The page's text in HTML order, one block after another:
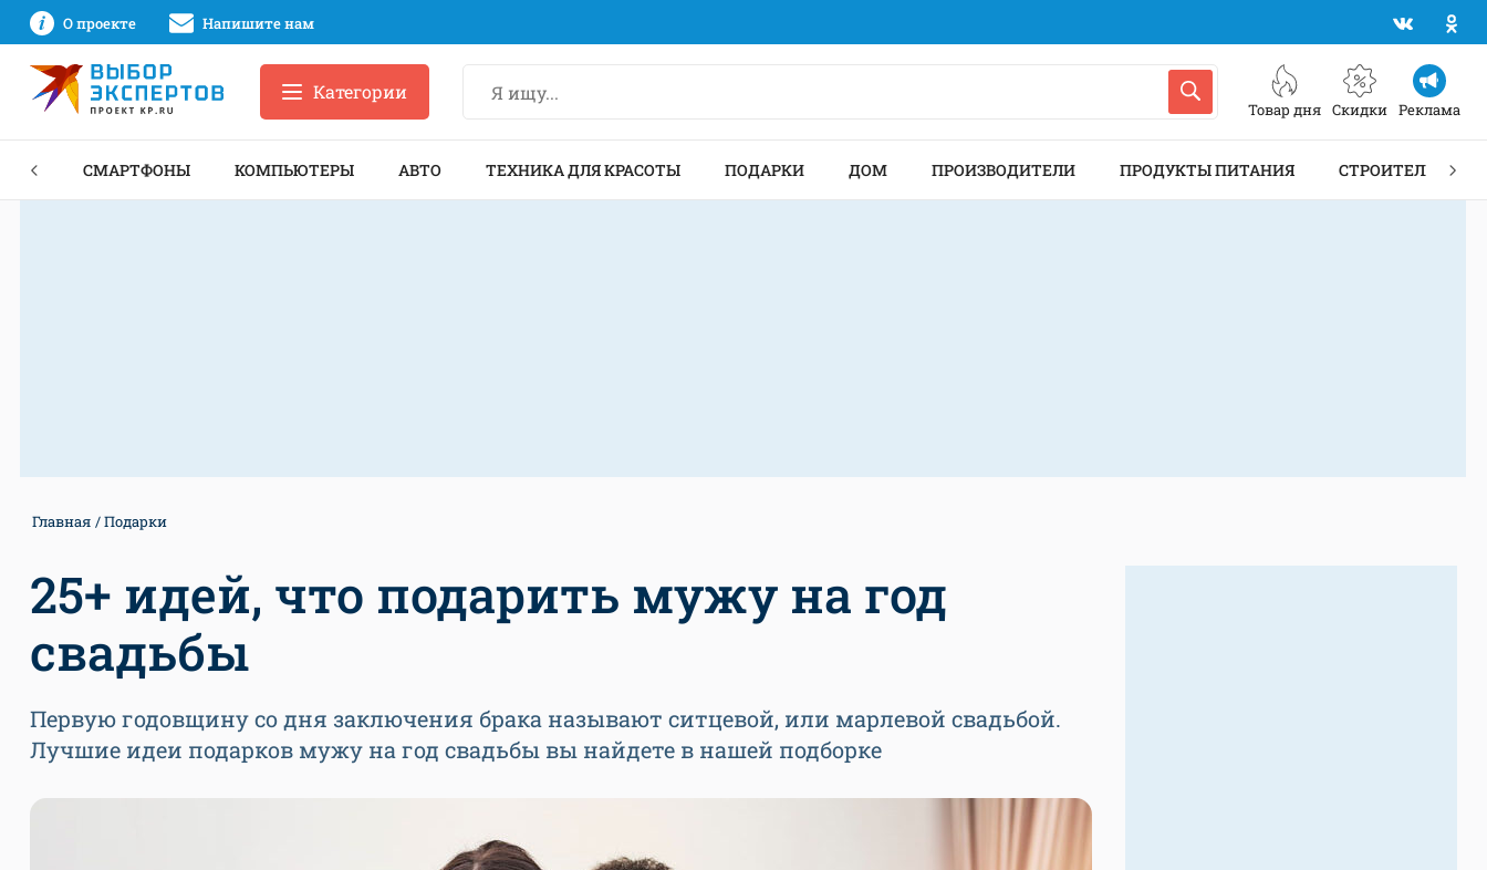
О проекте Напишите нам
Товар дня Скидки Реклама
Категории
СМАРТФОНЫ КОМПЬЮТЕРЫ АВТО ТЕХНИКА ДЛЯ КРАСОТЫ ПОДАРКИ ДОМ ПРОИЗВОДИТЕЛИ ПРОДУКТЫ ПИТАНИЯ СТРОИТЕЛЬСТВО
Главная Подарки
25+ идей, что подарить мужу на год
свадьбы
Первую годовщину со дня заключения брака называют ситцевой, или марлевой свадьбой.
Лучшие идеи подарков мужу на год свадьбы вы найдете в нашей подборке